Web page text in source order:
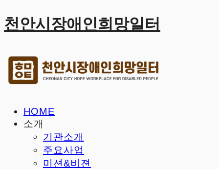
천안시장애인희망일터
HOME
소개
기관소개
주요사업
미션&비젼